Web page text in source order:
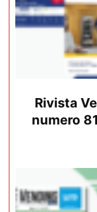
Rivista
numero